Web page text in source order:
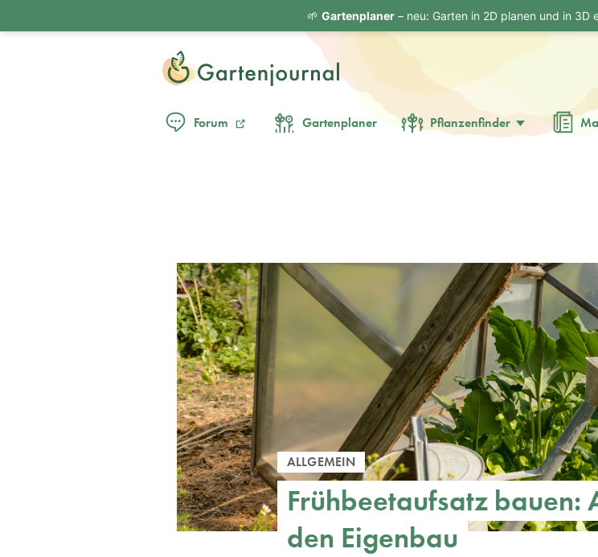
Forum Gartenplaner Pflanzenfinder
ALLGEMEIN
Frühbeetaufsatz bauen:
den Eigenbau
🌱 Gartenplaner– neu: Garten in 2D planen und in 3D